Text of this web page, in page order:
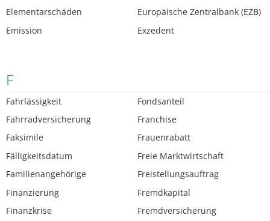
Elementarschäden
Emission
Europäische Zentralbank (EZB)
Exzedent
F
Fahrlässigkeit
Fahrradversicherung
Faksimile
Fälligkeitsdatum
Familienangehörige
Finanzierung
Finanzkrise
Fondsanteil
Franchise
Frauenrabatt
Freie Marktwirtschaft
Freistellungsauftrag
Fremdkapital
Fremdversicherung